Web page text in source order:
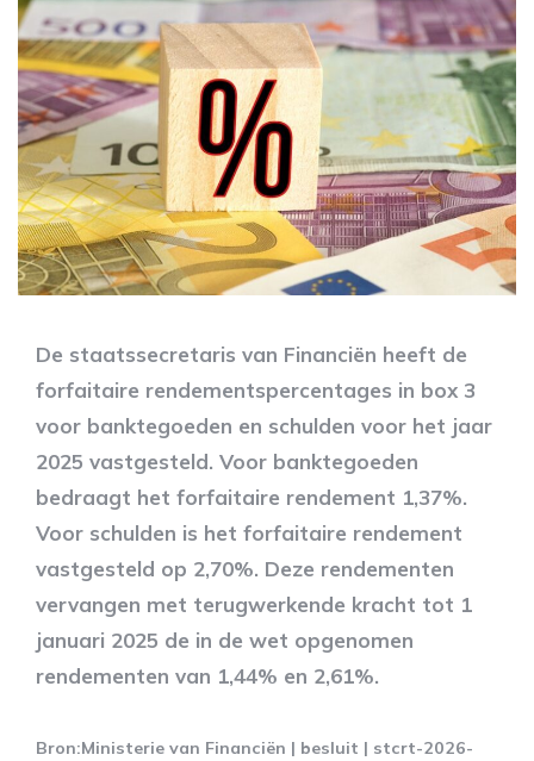
De staatssecretaris van Financiën heeft de
forfaitaire rendementspercentages in box 3
voor banktegoeden en schulden voor het jaar
2025 vastgesteld. Voor banktegoeden
bedraagt het forfaitaire rendement 1,37%.
Voor schulden is het forfaitaire rendement
vastgesteld op 2,70%. Deze rendementen
vervangen met terugwerkende kracht tot 1
januari 2025 de in de wet opgenomen
rendementen van 1,44% en 2,61%.
Bron:Ministerie van Financiën | besluit | stcrt-2026-